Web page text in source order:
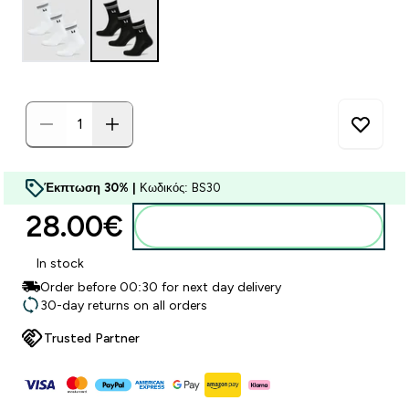
Έκπτωση 30% | Κωδικός: BS30
28.00€‎
In stock
Order before 00:30 for next day delivery
30-day returns on all orders
Trusted Partner